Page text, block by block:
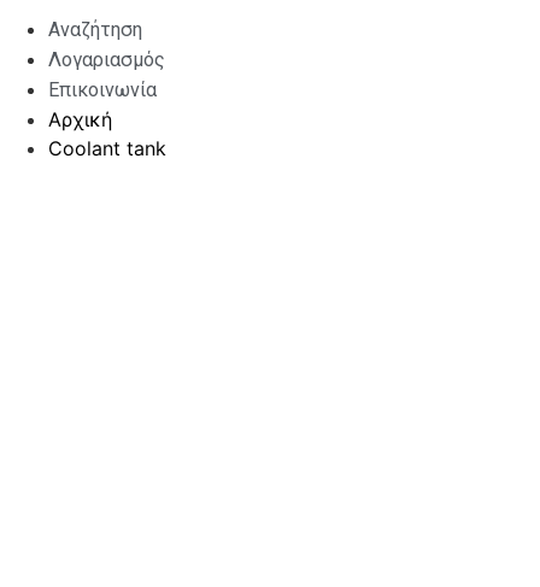
Αναζήτηση
Λογαριασμός
Επικοινωνία
Αρχική
Coolant tank